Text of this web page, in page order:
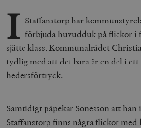
I Staffanstorp har
förbjuda huvudduk på flickor i
sjätte klass. Kommunalrådet
tydlig med att det bara ären del i ett
hedersförtryck.
Samtidigt påpekar Sonesson att
Staffanstorp finns några flickor